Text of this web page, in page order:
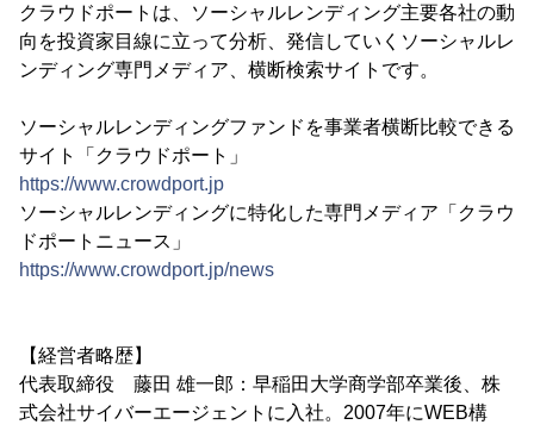
クラウドポートは、ソーシャルレンディング主要各社の動
向を投資家目線に立って分析、発信していくソーシャルレ
ンディング専門メディア、横断検索サイトです。
ソーシャルレンディングファンドを事業者横断比較できる
サイト「クラウドポート」
https://www.crowdport.jp
ソーシャルレンディングに特化した専門メディア「クラウ
ドポートニュース」
https://www.crowdport.jp/news
【経営者略歴】
代表取締役 藤田 雄一郎：早稲田大学商学部卒業後、株
式会社サイバーエージェントに入社。2007年にWEB構